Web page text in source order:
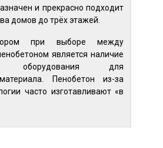
и прекрасно подходит
домов до трёх этажей.
при выборе между
является наличие
оборудования для
Пенобетон из-за
часто изготавливают «в